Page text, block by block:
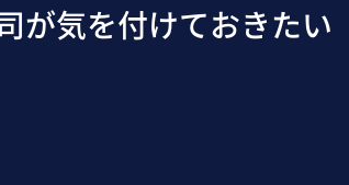
が気を付けておきたい